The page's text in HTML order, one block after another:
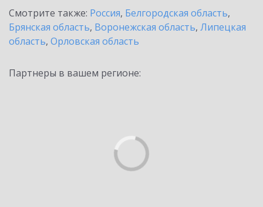
Смотрите также: Россия, Белгородская область,
Брянская область, Воронежская область, Липецкая
область, Орловская область
Партнеры в вашем регионе: